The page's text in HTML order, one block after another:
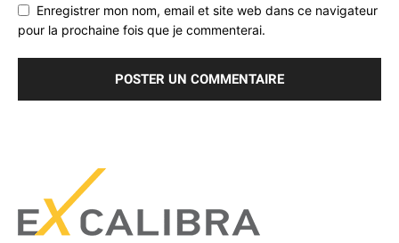
Enregistrer mon nom, email et site web dans ce navigateur
pour la prochaine fois que je commenterai.